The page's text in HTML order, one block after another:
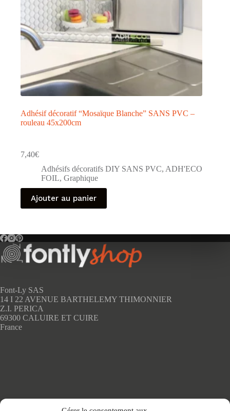
Adhésif décoratif “Mosaïque Blanche” SANS PVC –
rouleau 45x200cm
7,40€
Adhésifs décoratifs DIY SANS PVC, ADH'ECO
FOIL, Graphique
Ajouter au panier
Font-Ly SAS
14 I 22 AVENUE BARTHELEMY THIMONNIER
Z.I. PERICA
69300 CALUIRE ET CUIRE
France